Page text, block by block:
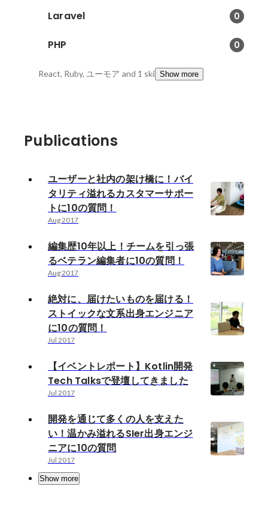
Laravel 0
PHP 0
React, Ruby, ユーモア and 1 skillsShow more
Publications
ユーザーと社内の架け橋に！バイ
タリティ溢れるカスタマーサポー
トに10の質問！
Aug 2017
編集歴10年以上！チームを引っ張
るベテラン編集者に10の質問！
Aug 2017
絶対に、届けたいものを届ける！
ストイックな文系出身エンジニア
に10の質問！
Jul 2017
【イベントレポート】Kotlin開発
Tech Talksで登壇してきました
Jul 2017
開発を通じて多くの人を支えた
い！温かみ溢れるSIer出身エンジ
ニアに10の質問
Jul 2017
Show more